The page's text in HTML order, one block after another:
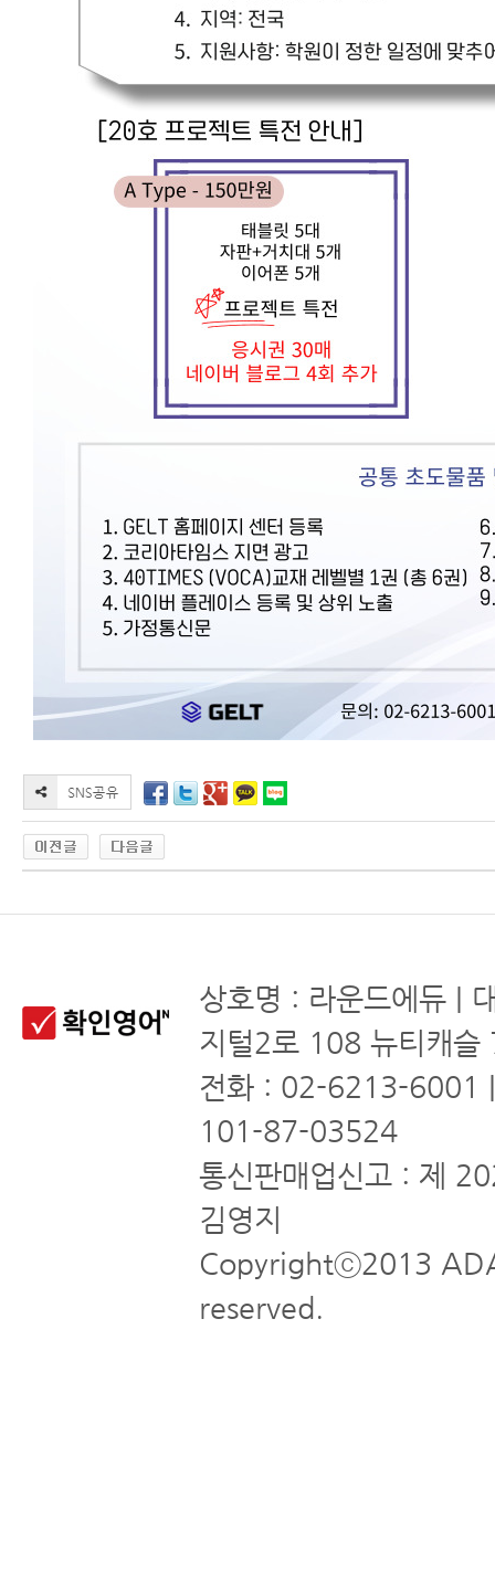
상호명 : 라운드에듀 |
지털2로 108 뉴티캐슬
전화 : 02-6213-6001
101-87-03524
통신판매업신고 : 제
김영지
Copyrightⓒ2013
reserved.